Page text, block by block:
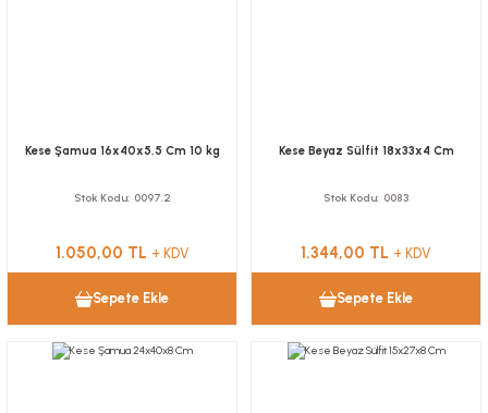
Kese Şamua 16x40x5,5 Cm 10 kg
Stok Kodu 0097.2
1.050,00 TL + KDV
Sepete Ekle
Kese Beyaz Sülfit 18x33x4 Cm
Stok Kodu 0083
1.344,00 TL + KDV
Sepete Ekle